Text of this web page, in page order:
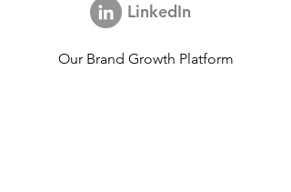
LinkedIn
Our Brand Growth Platform